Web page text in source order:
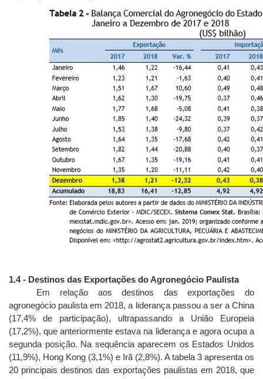
1.4 - Destinos das Exportações do Agronegócio Paulista
Em relação aos destinos das exportações do
agronegócio paulista em 2018, a liderança passou a ser a China
(17,4% de participação), ultrapassando a União Europeia
(17,2%), que anteriormente estava na liderança e agora ocupa a
segunda posição. Na sequência aparecem os Estados Unidos
(11,9%), Hong Kong (3,1%) e Irã (2,8%). A tabela 3 apresenta os
20 principais destinos das exportações paulistas em 2018, que